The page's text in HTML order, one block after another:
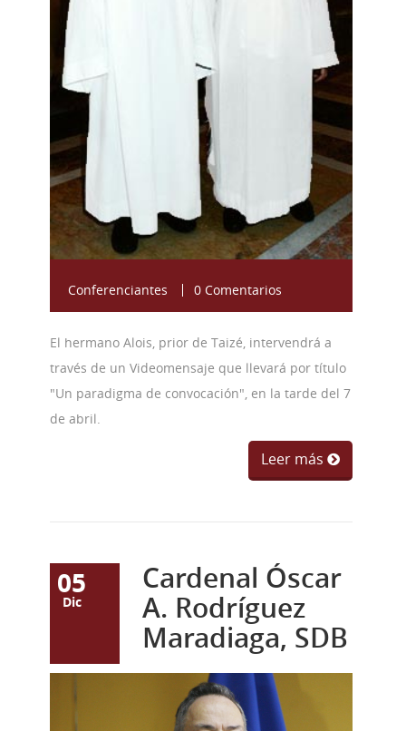
43 Semana (2014)
42 Semana (2013)
41 Semana (2012)
40 Semana (2011)
39 Semana (2010)
Conferenciantes 0 Comentarios
El hermano Alois, prior de Taizé, intervendrá a
través de un Videomensaje que llevará por título
"Un paradigma de convocación", en la tarde del 7
de abril.
Leer más
05
Dic
Cardenal Óscar
A. Rodríguez
Maradiaga, SDB
maradiaga3.jpg